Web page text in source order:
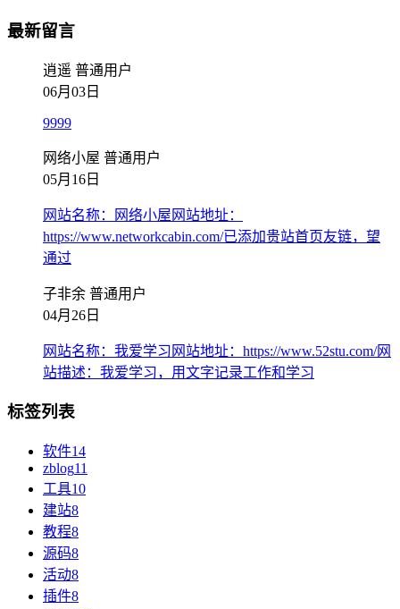
最新留言
逍遥 普通用户
06月03日
9999
网络小屋 普通用户
05月16日
网站名称：网络小屋网站地址：
https://www.networkcabin.com/已添加贵站首页友链，望
通过
子非余 普通用户
04月26日
网站名称：我爱学习网站地址：https://www.52stu.com/网
站描述：我爱学习，用文字记录工作和学习
标签列表
软件14
zblog11
工具10
建站8
教程8
源码8
活动8
插件8